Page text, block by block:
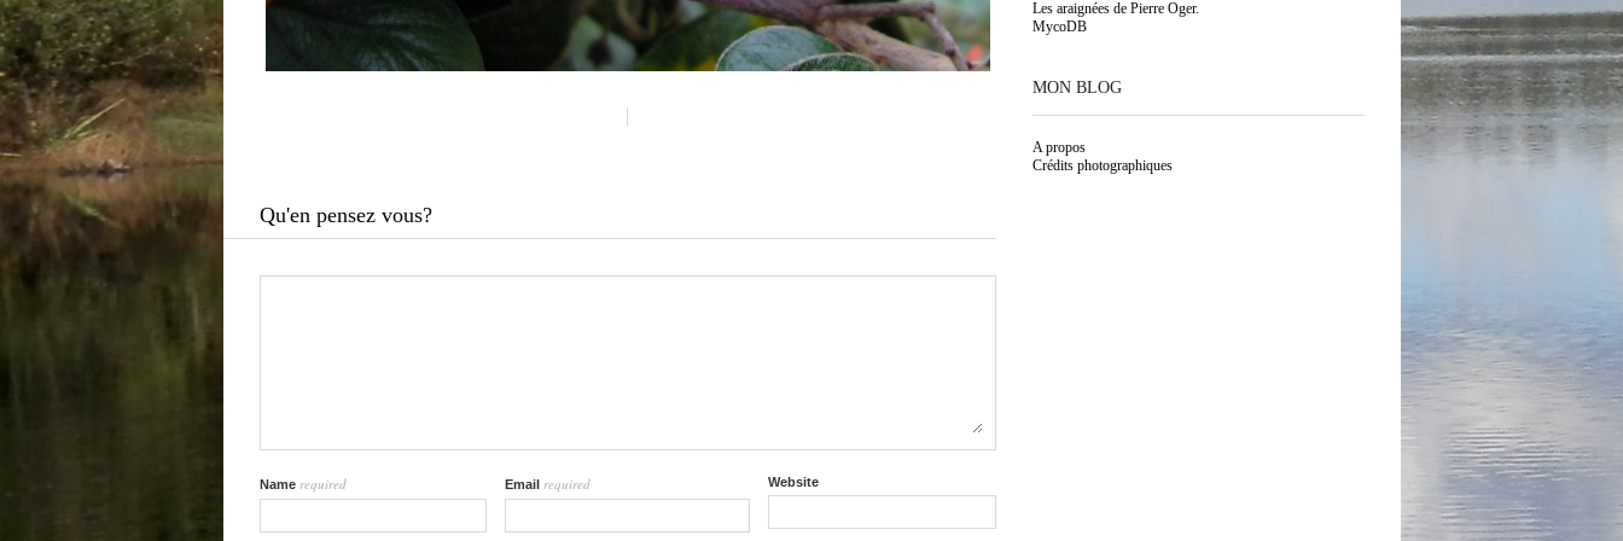
Qu'en pensez vous?
Name required Email required Website
Les araignées de Pierre Oger.
MycoDB
MON BLOG
A propos
Crédits photographiques